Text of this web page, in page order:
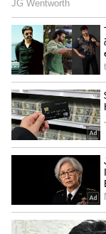
Related Articles
Holidays:
ఊహించని
వీకెండ్
మాటలతో కంట్రోల్ చేసే
గుంతలు ఉంటే ముందే